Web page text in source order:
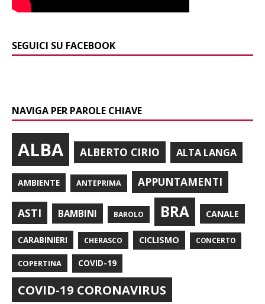
SEGUICI SU FACEBOOK
NAVIGA PER PAROLE CHIAVE
ALBA ALBERTO CIRIO ALTA LANGA
AMBIENTE ANTEPRIMA APPUNTAMENTI
ASTI BAMBINI BAROLO BRA CANALE
CARABINIERI CHERASCO CICLISMO CONCERTO
COPERTINA COVID-19
COVID-19 CORONAVIRUS